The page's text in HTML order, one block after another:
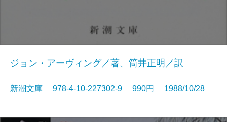
ジョン・アーヴィング／著、筒井正明／訳
新潮文庫 978-4-10-227302-9 990円 1988/10/28